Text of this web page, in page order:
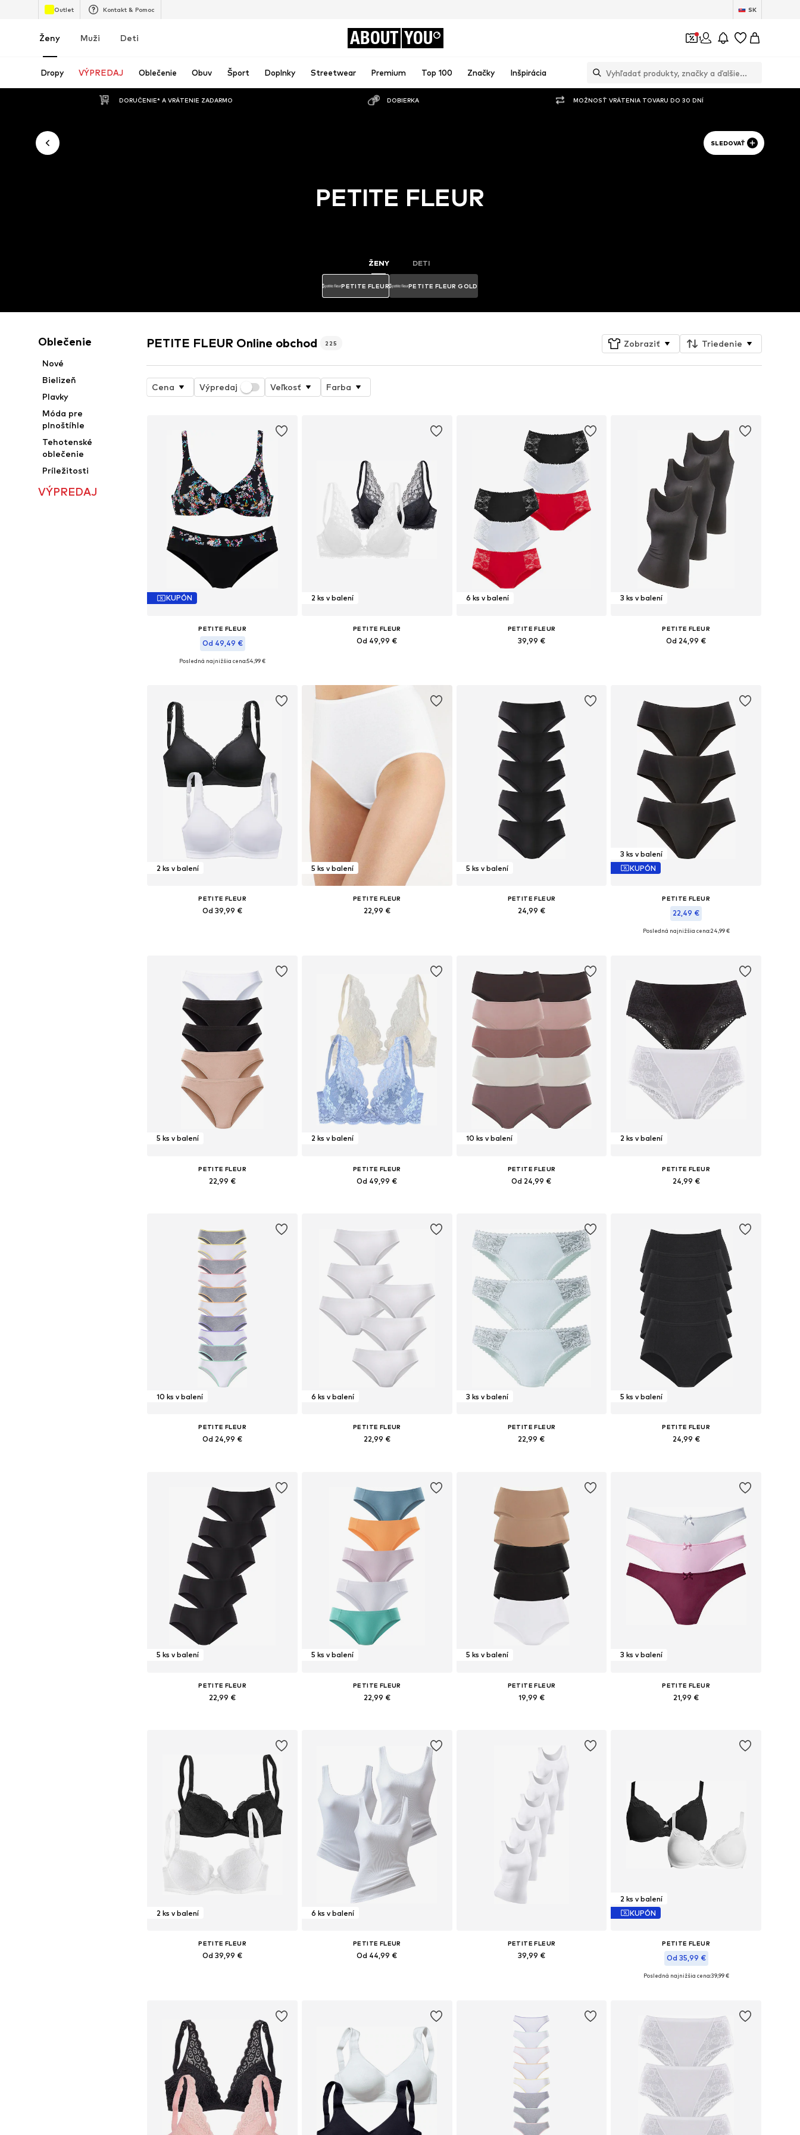
Outlet Kontakt & Pomoc SK
Ženy Muži Deti ABOUT YOU 1
Dropy VÝPREDAJ Oblečenie Obuv Šport Doplnky Streetwear Premium Top 100 Značky Inšpirácia
DORUČENIE* A VRÁTENIE ZADARMO DOBIERKA MOŽNOSŤ VRÁTENIA TOVARU DO 30 DNÍ
SLEDOVAŤ
PETITE FLEUR
ŽENY DETI
PETITE FLEUR PETITE FLEUR GOLD
Oblečenie
Nové
Bielizeň
Plavky
Móda pre
plnoštíhle
Tehotenské
oblečenie
Príležitosti
VÝPREDAJ
PETITE FLEUR Online obchod 225 Zobraziť Triedenie
Cena Výpredaj Veľkosť Farba
KUPÓN
PETITE FLEUR
Od 49,49 €
Dostupné v mnohých veľkostiach
Posledná najnižšia cena:54,99 €
2 ks v balení
PETITE FLEUR
Od 49,99 €
6 ks v balení
PETITE FLEUR
39,99 €
3 ks v balení
PETITE FLEUR
Od 24,99 €
2 ks v balení
PETITE FLEUR
Od 39,99 €
5 ks v balení
PETITE FLEUR
22,99 €
5 ks v balení
PETITE FLEUR
24,99 €
3 ks v balení
KUPÓN
PETITE FLEUR
22,49 €
Dostupné veľkosti: XS-S, M, L, XL
Posledná najnižšia cena:24,99 €
5 ks v balení
PETITE FLEUR
22,99 €
2 ks v balení
PETITE FLEUR
Od 49,99 €
10 ks v balení
PETITE FLEUR
Od 24,99 €
2 ks v balení
PETITE FLEUR
24,99 €
10 ks v balení
PETITE FLEUR
Od 24,99 €
6 ks v balení
PETITE FLEUR
22,99 €
3 ks v balení
PETITE FLEUR
22,99 €
5 ks v balení
PETITE FLEUR
24,99 €
5 ks v balení
PETITE FLEUR
22,99 €
5 ks v balení
PETITE FLEUR
22,99 €
5 ks v balení
PETITE FLEUR
19,99 €
3 ks v balení
PETITE FLEUR
21,99 €
2 ks v balení
PETITE FLEUR
Od 39,99 €
6 ks v balení
PETITE FLEUR
Od 44,99 €
PETITE FLEUR
39,99 €
2 ks v balení
KUPÓN
PETITE FLEUR
Od 35,99 €
Dostupné v mnohých veľkostiach
Posledná najnižšia cena:39,99 €